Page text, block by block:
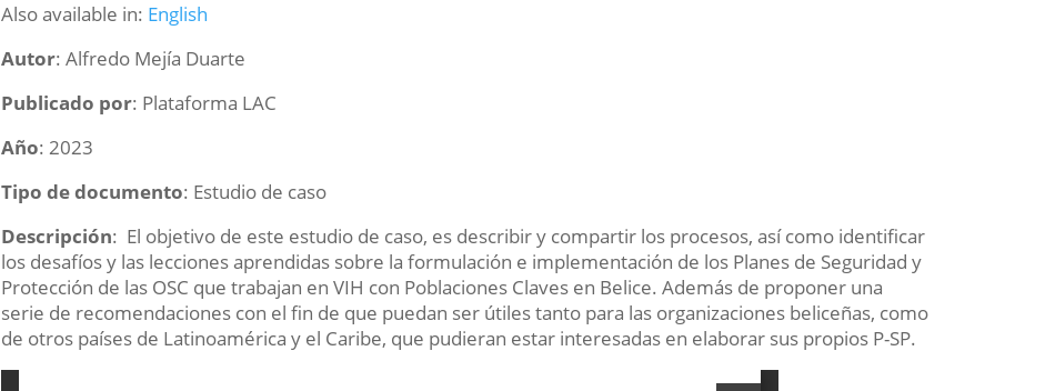
Also available in: English
Autor: Alfredo Mejía Duarte
Publicado por: Plataforma LAC
Año: 2023
Tipo de documento: Estudio de caso
Descripción: El objetivo de este estudio de caso, es describir y compartir los procesos, así como identificar
los desafíos y las lecciones aprendidas sobre la formulación e implementación de los Planes de Seguridad y
Protección de las OSC que trabajan en VIH con Poblaciones Claves en Belice. Además de proponer una
serie de recomendaciones con el fin de que puedan ser útiles tanto para las organizaciones beliceñas, como
de otros países de Latinoamérica y el Caribe, que pudieran estar interesadas en elaborar sus propios P-SP.